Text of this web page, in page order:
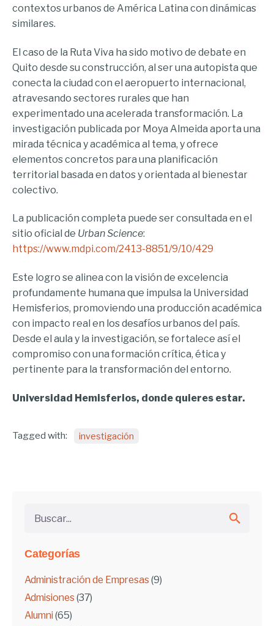
Categorías
Administración de Empresas (9)
Admisiones (37)
Alumni (65)
contextos urbanos de América Latina con dinámicas
similares.
El caso de la Ruta Viva ha sido motivo de debate en
Quito desde su construcción, al ser una autopista que
conecta la ciudad con el aeropuerto internacional,
atravesando sectores rurales que han
experimentado una acelerada transformación. La
investigación publicada por Moya Almeida aporta una
mirada técnica y académica al tema, y ofrece
elementos concretos para una planificación
territorial basada en datos y orientada al bienestar
colectivo.
La publicación completa puede ser consultada en el
sitio oficial de Urban Science:
https://www.mdpi.com/2413-8851/9/10/429
Este logro se alinea con la visión de excelencia
profundamente humana que impulsa la Universidad
Hemisferios, promoviendo una producción académica
con impacto real en los desafíos urbanos del país.
Desde el aula y la investigación, se fortalece así el
compromiso con una formación crítica, ética y
pertinente para la transformación del entorno.
Universidad Hemisferios, donde quieres estar.
Tagged with: investigación